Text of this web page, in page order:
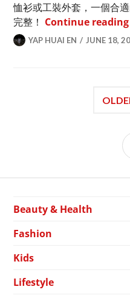
恤衫或工裝外套，一個合
完整！ Continue reading
YAP HUAI EN JUNE 18,
Beauty & Health
Fashion
Kids
Lifestyle